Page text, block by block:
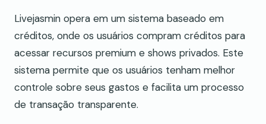
Livejasmin opera em um sistema baseado em
créditos, onde os usuários compram créditos para
acessar recursos premium e shows privados. Este
sistema permite que os usuários tenham melhor
controle sobre seus gastos e facilita um processo
de transação transparente.